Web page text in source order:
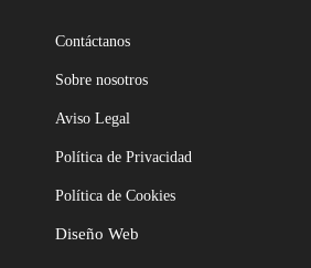
Contáctanos
Sobre nosotros
Aviso Legal
Política de Privacidad
Política de Cookies
Diseño Web